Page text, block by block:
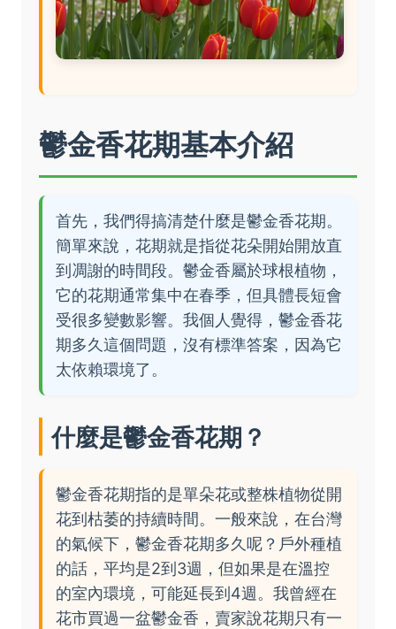
鬱金香花期基本介紹
首先，我們得搞清楚什麼是鬱金香花期。
簡單來說，花期就是指從花朵開始開放直
到凋謝的時間段。鬱金香屬於球根植物，
它的花期通常集中在春季，但具體長短會
受很多變數影響。我個人覺得，鬱金香花
期多久這個問題，沒有標準答案，因為它
太依賴環境了。
什麼是鬱金香花期？
鬱金香花期指的是單朵花或整株植物從開
花到枯萎的持續時間。一般來說，在台灣
的氣候下，鬱金香花期多久呢？戶外種植
的話，平均是2到3週，但如果是在溫控
的室內環境，可能延長到4週。我曾經在
花市買過一盆鬱金香，賣家說花期只有一